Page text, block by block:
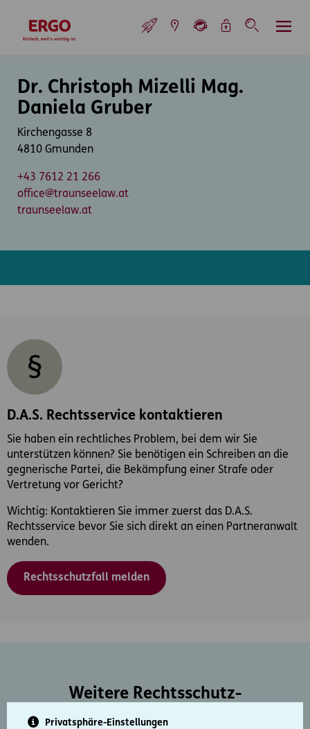
Privatsphäre-Einstellungen
zur Startseite
Dr. Christoph Mizelli Mag.
Daniela Gruber
Kirchengasse 8
4810 Gmunden
+43 7612 21 266
office@traunseelaw.at
traunseelaw.at
D.A.S. Rechtsservice kontaktieren
Sie haben ein rechtliches Problem, bei dem wir Sie
unterstützen können? Sie benötigen ein Schreiben an die
gegnerische Partei, die Bekämpfung einer Strafe oder
Vertretung vor Gericht?
Wichtig: Kontaktieren Sie immer zuerst das D.A.S.
Rechtsservice bevor Sie sich direkt an einen Partneranwalt
wenden.
Rechtsschutzfall melden
Weitere Rechtsschutz-
Serviceleistungen